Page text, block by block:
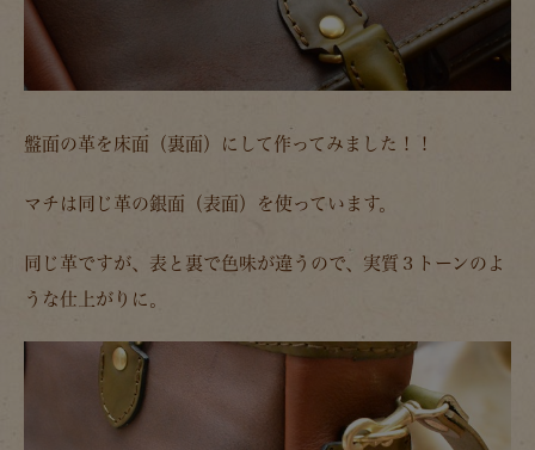
盤面の革を床面（裏面）にして作ってみました！！
マチは同じ革の銀面（表面）を使っています。
同じ革ですが、表と裏で色味が違うので、実質３トーンのよ
うな仕上がりに。